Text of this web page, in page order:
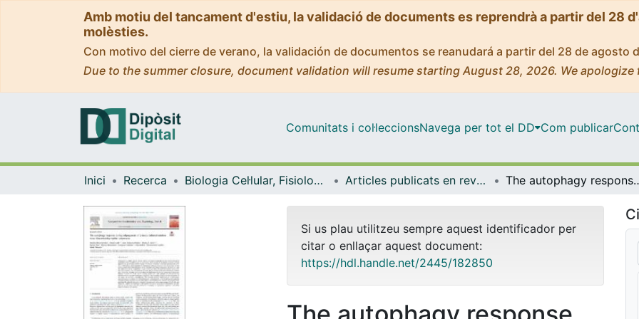
Amb motiu del tancament d'estiu, la validació de documents es reprendrà a partir del 28
molèsties.
Con motivo del cierre de verano, la validación de documentos se reanudará a partir del 28 de agosto
Due to the summer closure, document validation will resume starting August 28, 2026. We
Comunitats i col·leccionsNavega per tot el DD Com publicar
Inici Recerca Biologia Cel·lular, Fisiologia i Immunologia Articles publicats en revistes (Biologia Cel·lular, Fisiologia i Immunologia) The autophagy response during
Si us plau utilitzeu sempre aquest identificador per
citar o enllaçar aquest document:
https://hdl.handle.net/2445/182850